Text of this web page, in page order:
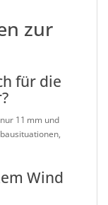
zur
für die
11 mm und
Wind